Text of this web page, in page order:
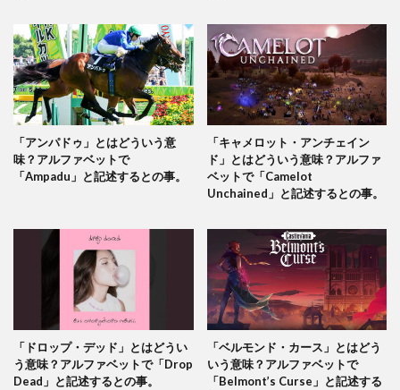
「アンパドゥ」とはどういう意
味？アルファベットで
「Ampadu」と記述するとの事。
「キャメロット・アンチェイン
ド」とはどういう意味？アルファ
ベットで「Camelot
Unchained」と記述するとの事。
「ドロップ・デッド」とはどうい
う意味？アルファベットで「Drop
Dead」と記述するとの事。
「ベルモンド・カース」とはどう
いう意味？アルファベットで
「Belmont’s Curse」と記述する